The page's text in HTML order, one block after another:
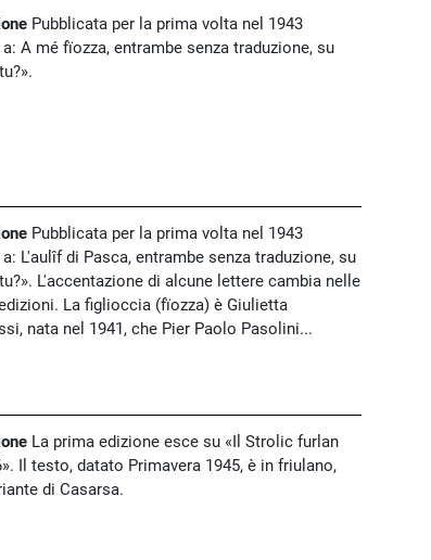
Pubblicata per la prima volta nel 1943
A mé fïozza, entrambe senza traduzione, su
Pubblicata per la prima volta nel 1943
L'aulîf di Pasca, entrambe senza traduzione, su
L'accentazione di alcune lettere cambia nelle
La figlioccia (fïozza) è Giulietta
nata nel 1941, che Pier Paolo Pasolini...
La prima edizione esce su «Il Strolic furlan
Il testo, datato Primavera 1945, è in friulano,
di Casarsa.